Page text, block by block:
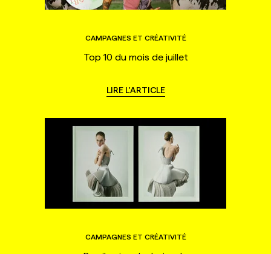
CAMPAGNES ET CRÉATIVITÉ
Top 10 du mois de juillet
LIRE L'ARTICLE
CAMPAGNES ET CRÉATIVITÉ